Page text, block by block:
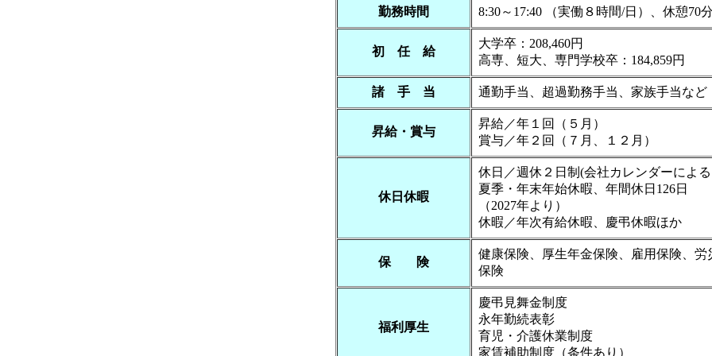
勤務時間 8:30～17:40 （実働８時間/日）、休憩70
初 任 給
大学卒：208,460円
高専、短大、専門学校卒：184,859円
諸 手 当 通勤手当、超過勤務手当、家族手当など
昇給・賞与
昇給／年１回（５月）
賞与／年２回（７月、１２月）
休日休暇
休日／週休２日制(会社カレンダーによ
夏季・年末年始休暇、年間休日126日
（2027年より）
休暇／年次有給休暇、慶弔休暇ほか
保 険
健康保険、厚生年金保険、雇用保険、労
保険
福利厚生
慶弔見舞金制度
永年勤続表彰
育児・介護休業制度
家賃補助制度（条件あり）